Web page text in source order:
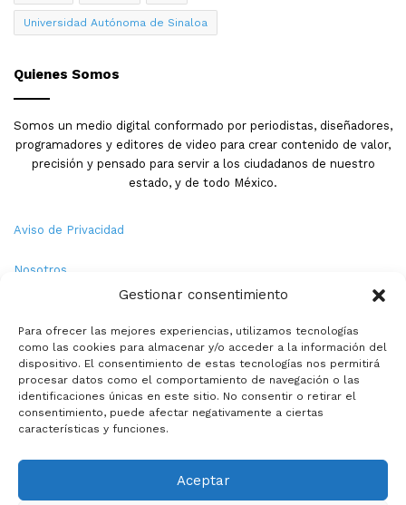
Gestionar consentimiento
Para ofrecer las mejores experiencias, utilizamos tecnologías
como las cookies para almacenar y/o acceder a la información del
dispositivo. El consentimiento de estas tecnologías nos permitirá
procesar datos como el comportamiento de navegación o las
identificaciones únicas en este sitio. No consentir o retirar el
consentimiento, puede afectar negativamente a ciertas
características y funciones.
Aceptar
Universidad Autónoma de Sinaloa
Quienes Somos
Somos un medio digital conformado por periodistas, diseñadores,
programadores y editores de video para crear contenido de valor,
precisión y pensado para servir a los ciudadanos de nuestro
estado, y de todo México.
Aviso de Privacidad
Nosotros
Política de Cookies
Contacto